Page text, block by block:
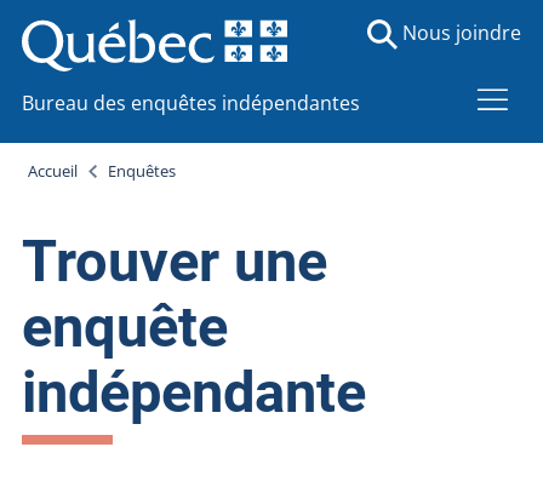
Bureau des enquêtes indépendantes
Nous joindre
Accueil Enquêtes
Trouver une
enquête
indépendante